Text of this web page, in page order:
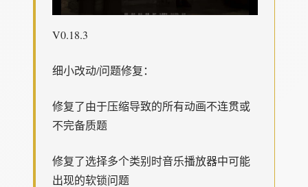
V0.18.3
细小改动/问题修复：
修复了由于压缩导致的所有动画不连贯或
不完备质题
修复了选择多个类别时音乐播放器中可能
出现的软锁问题